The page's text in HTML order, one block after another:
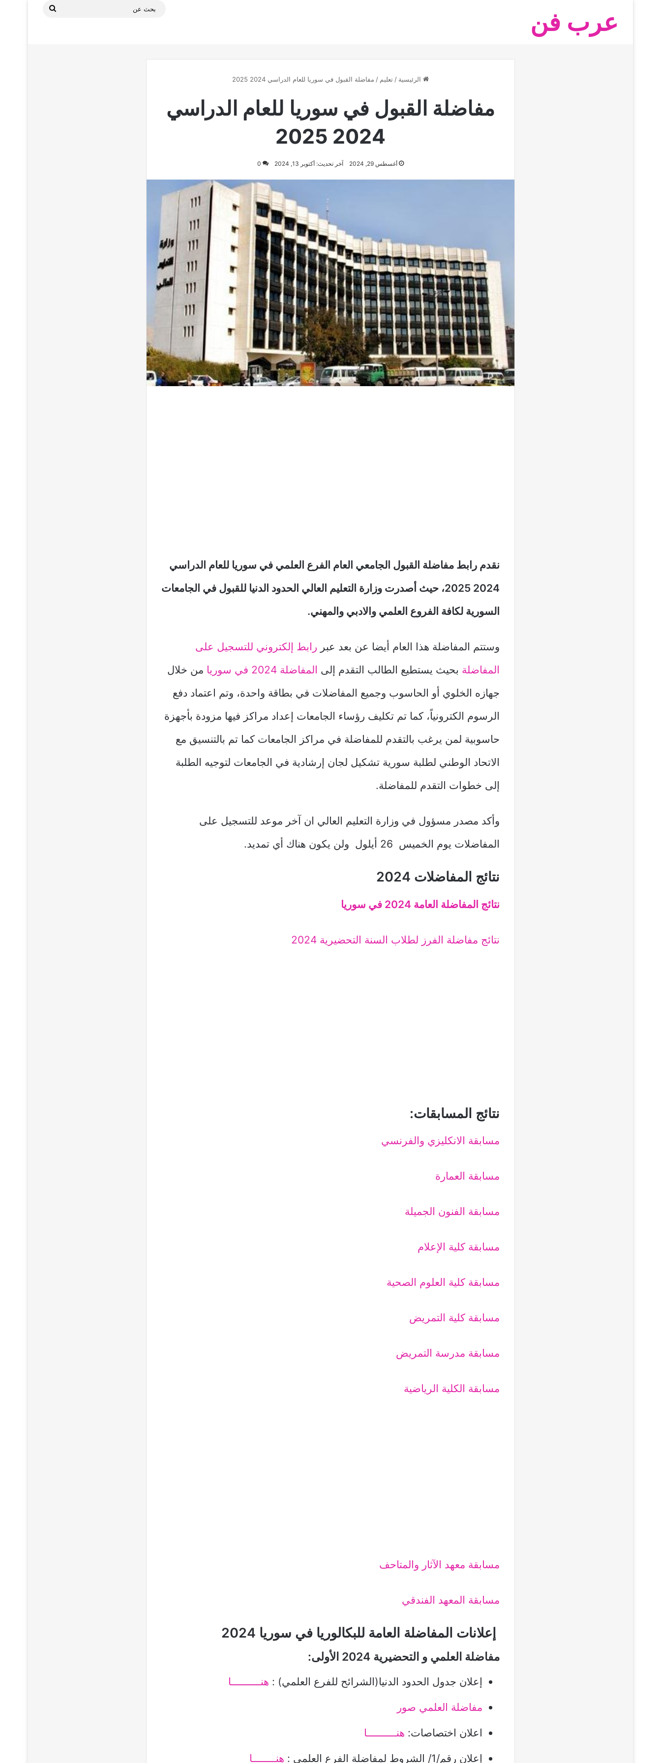
عرب فن
بحث
الرئيسية / تعليم / مفاضلة القبول في سوريا للعام الدراسي 2024 2025
مفاضلة القبول في سوريا للعام الدراسي
2024 2025
أغسطس 29, 2024 آخر تحديث: أكتوبر 13, 2024 0
نقدم رابط مفاضلة القبول الجامعي العام الفرع العلمي في سوريا للعام الدراسي
2024 2025، حيث أصدرت وزارة التعليم العالي الحدود الدنيا للقبول في الجامعات
السورية لكافة الفروع العلمي والادبي والمهني.
وستتم المفاضلة هذا العام أيضا عن بعد عبر رابط إلكتروني للتسجيل على
المفاضلة بحيث يستطيع الطالب التقدم إلى المفاضلة 2024 في سوريا
من خلال
جهازه الخلوي أو الحاسوب وجميع المفاضلات في بطاقة واحدة، وتم اعتماد دفع
الرسوم الكترونياً، كما تم تكليف رؤساء الجامعات إعداد مراكز فيها مزودة بأجهزة
حاسوبية لمن يرغب بالتقدم للمفاضلة في مراكز الجامعات كما تم بالتنسيق مع
الاتحاد الوطني لطلبة سورية تشكيل لجان إرشادية في الجامعات لتوجيه الطلبة
إلى خطوات التقدم للمفاضلة.
وأكد مصدر مسؤول في وزارة التعليم العالي ان آخر موعد للتسجيل على
المفاضلات يوم الخميس 26 أيلول ولن يكون هناك أي تمديد.
نتائج المفاضلات 2024
نتائج المفاضلة العامة 2024 في سوريا
نتائج مفاضلة الفرز لطلاب السنة التحضيرية 2024
نتائج المسابقات:
مسابقة الانكليزي والفرنسي
مسابقة العمارة
مسابقة الفنون الجميلة
مسابقة كلية الإعلام
مسابقة كلية العلوم الصحية
مسابقة كلية التمريض
مسابقة مدرسة التمريض
مسابقة الكلية الرياضية
مسابقة معهد الآثار والمتاحف
مسابقة المعهد الفندقي
إعلانات المفاضلة العامة للبكالوريا في سوريا 2024
مفاضلة العلمي و التحضيرية 2024 الأولى:
إعلان جدول الحدود الدنيا(الشرائح للفرع العلمي) : هنــــــــــا
مفاضلة العلمي صور
اعلان اختصاصات: هنــــــــــا
إعلان رقم/1/ الشروط لمفاضلة الفرع العلمي : هنــــــــا